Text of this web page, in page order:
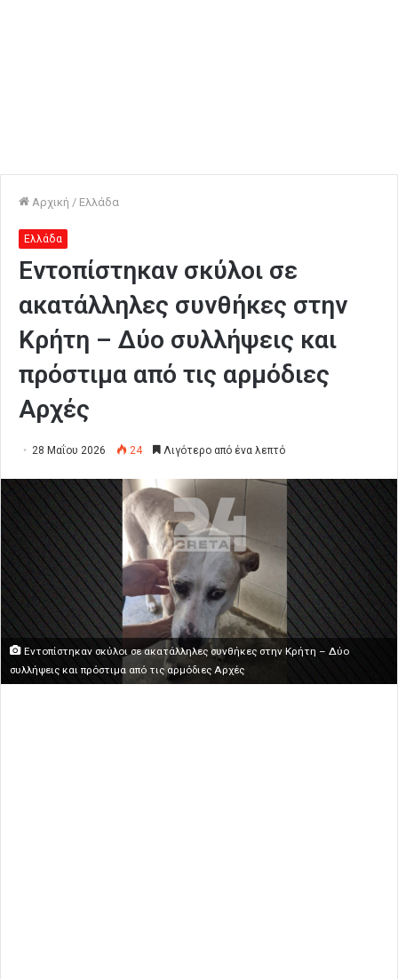
Αρχική / Ελλάδα
Ελλάδα
Εντοπίστηκαν σκύλοι σε
ακατάλληλες συνθήκες στην
Κρήτη – Δύο συλλήψεις και
πρόστιμα από τις αρμόδιες
Αρχές
28 Μαΐου 2026 24 Λιγότερο από ένα λεπτό
Εντοπίστηκαν σκύλοι σε ακατάλληλες συνθήκες στην Κρήτη – Δύο
συλλήψεις και πρόστιμα από τις αρμόδιες Αρχές